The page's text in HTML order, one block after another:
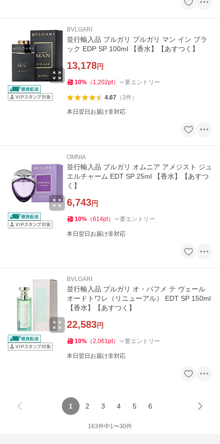
BVLGARI
並行輸入品 ブルガリ ブルガリ マン イン ブラ
ック EDP SP 100ml 【香水】【あすつく】
13,178円
10% （ 1,202pt） 要エントリー
4.67（3件）
本日翌日お届け非対応
OMNIA
並行輸入品 ブルガリ オムニア アメジスト ジュ
エルチャーム EDT SP 25ml 【香水】【あすつ
く】
6,743円
10% （614pt） 要エントリー
本日翌日お届け非対応
BVLGARI
並行輸入品 ブルガリ オ・パフメ テ ヴェール
オードトワレ（リニューアル） EDT SP 150ml
【香水】【あすつく】
22,583円
10% （2,061pt） 要エントリー
本日翌日お届け非対応
1 2 3 4 5 6
163件中1〜30件